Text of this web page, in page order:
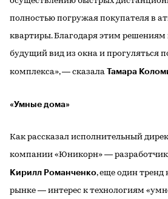
полностью погружая покупателя в
квартиры. Благодаря этим
будущий вид из окна и прогуляться
комплекса», — сказала Тамара
«Умные дома»
Как рассказал исполнительный
компании «Юникорн» —
Кирилл Романченко, еще один тренд
рынке — интерес к технологиям